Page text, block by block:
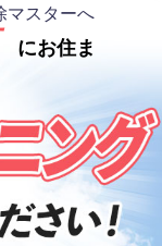
にお住ま